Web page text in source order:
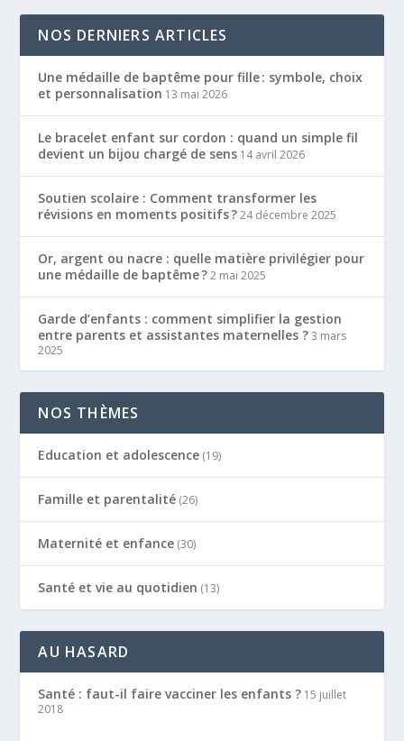
NOS DERNIERS ARTICLES
Une médaille de baptême pour fille : symbole, choix
et personnalisation 13 mai 2026
Le bracelet enfant sur cordon : quand un simple fil
devient un bijou chargé de sens 14 avril 2026
Soutien scolaire : Comment transformer les
révisions en moments positifs ? 24 décembre 2025
Or, argent ou nacre : quelle matière privilégier pour
une médaille de baptême ? 2 mai 2025
Garde d’enfants : comment simplifier la gestion
entre parents et assistantes maternelles ? 3 mars
2025
NOS THÈMES
Education et adolescence (19)
Famille et parentalité (26)
Maternité et enfance (30)
Santé et vie au quotidien (13)
AU HASARD
Santé : faut-il faire vacciner les enfants ? 15 juillet
2018